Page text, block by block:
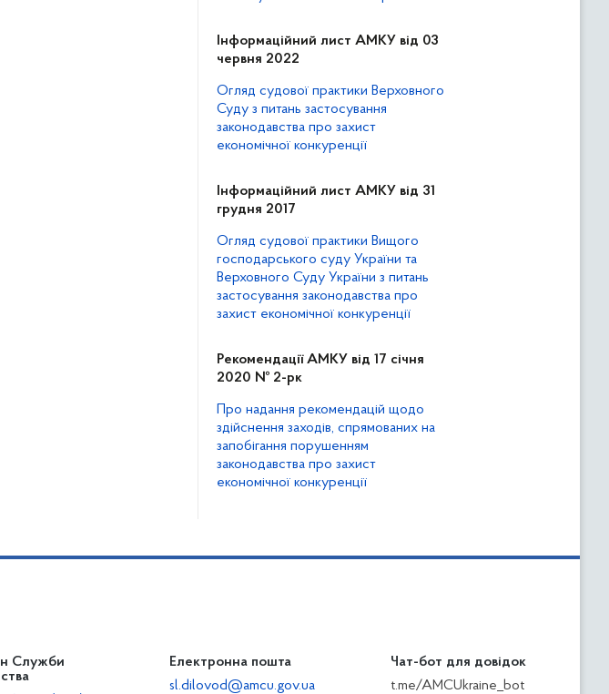
Інформаційний лист АМКУ від 03
червня 2022
Огляд судової практики Верховного
Суду з питань застосування
законодавства про захист
економічної конкуренції
Інформаційний лист АМКУ від 31
грудня 2017
Огляд судової практики Вищого
господарського суду України та
Верховного Суду України з питань
застосування законодавства про
захист економічної конкуренції
Рекомендації АМКУ від 17 січня
2020 № 2-рк
Про надання рекомендацій щодо
здійснення заходів, спрямованих на
запобігання порушенням
законодавства про захист
економічної конкуренції
Служби
Електронна пошта
sl.dilovod@amcu.gov.ua
Чат-бот для довідок
t.me/AMCUkraine_bot